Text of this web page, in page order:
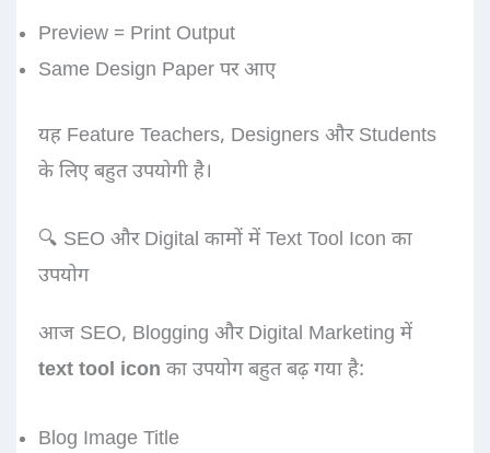
Preview = Print Output
Same Design Paper पर आए
यह Feature Teachers, Designers और Students
के लिए बहुत उपयोगी है।
🔍 SEO और Digital कामों में Text Tool Icon का
उपयोग
आज SEO, Blogging और Digital Marketing में
text tool icon का उपयोग बहुत बढ़ गया है:
Blog Image Title